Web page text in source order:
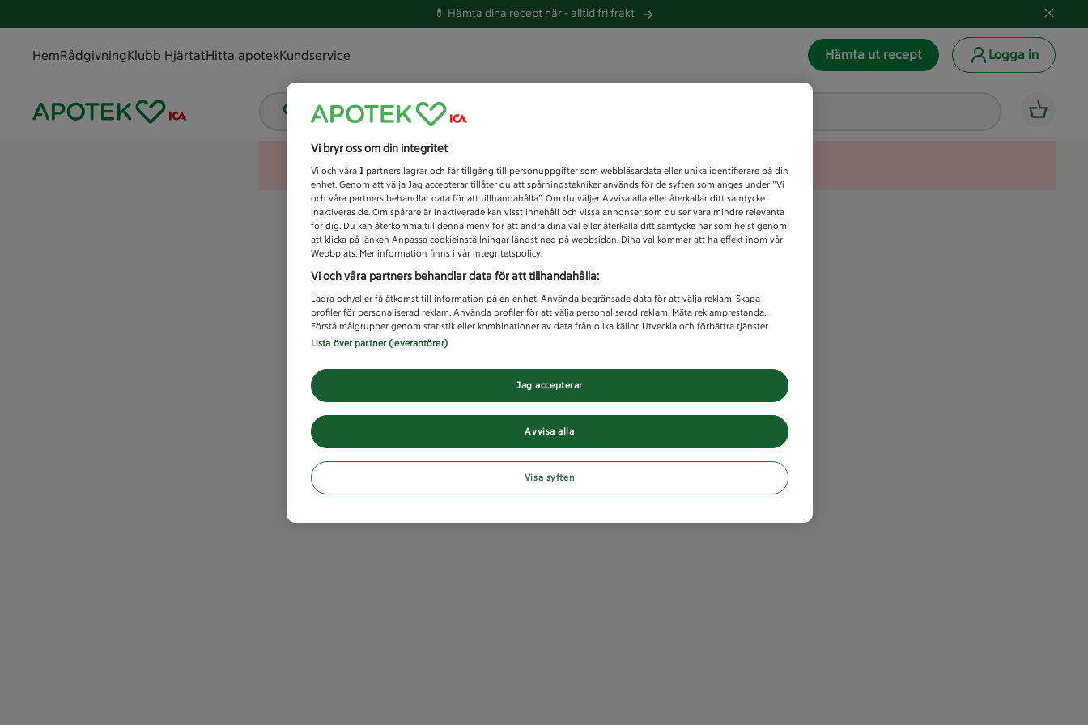
💊 Hämta dina recept här -alltid fri frakt
HemRådgivningKlubb HjärtatHitta apotekKundservice Hämta ut recept Logga in
Vad letar du efter idag?
Unknown error
Vi bryr oss om din integritet
Vi och våra 1 partners lagrar och får tillgång till personuppgifter som webbläsardata eller unika identifierare på din
enhet. Genom att välja Jag accepterar tillåter du att spårningstekniker används för de syften som anges under ”Vi
och våra partners behandlar data för att tillhandahålla”. Om du väljer Avvisa alla eller återkallar ditt samtycke
inaktiveras de. Om spårare är inaktiverade kan visst innehåll och vissa annonser som du ser vara mindre relevanta
för dig. Du kan återkomma till denna meny för att ändra dina val eller återkalla ditt samtycke när som helst genom
att klicka på länken Anpassa cookieinställningar längst ned på webbsidan. Dina val kommer att ha effekt inom vår
Webbplats. Mer information finns i vår integritetspolicy.
Vi och våra partners behandlar data för att tillhandahålla:
Lagra och/eller få åtkomst till information på en enhet. Använda begränsade data för att välja reklam. Skapa
profiler för personaliserad reklam. Använda profiler för att välja personaliserad reklam. Mäta reklamprestanda.
Förstå målgrupper genom statistik eller kombinationer av data från olika källor. Utveckla och förbättra tjänster.
Lista över partner (leverantörer)
Avvisa alla
Jag accepterar
Visa syften